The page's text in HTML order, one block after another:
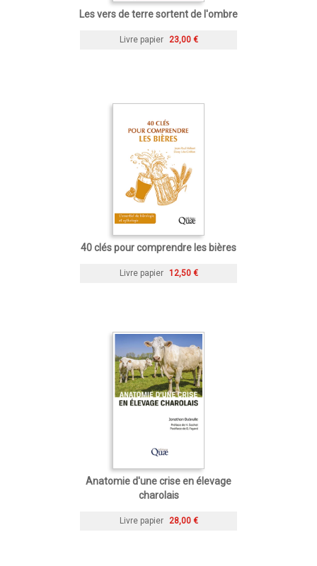
Les vers de terre sortent de l'ombre
Livre papier 23,00 €
40 clés pour comprendre les bières
Livre papier 12,50 €
Anatomie d'une crise en élevage
charolais
Livre papier 28,00 €